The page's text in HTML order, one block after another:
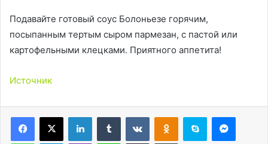
Подавайте готовый соус Болоньезе горячим,
посыпанным тертым сыром пармезан, с пастой или
картофельными клецками. Приятного аппетита!
Источник
LinkedInTumblr ВконтактеОдноклассники
Skype